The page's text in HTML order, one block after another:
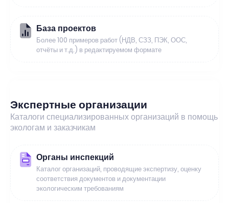
База проектов
Более 100 примеров работ (НДВ, СЗЗ, ПЭК, ООС,
отчёты и т.д.) в редактируемом формате
Экспертные организации
Каталоги специализированных организаций в помощь
экологам и заказчикам
Органы инспекций
Каталог организаций, проводящие экспертизу, оценку
соответствия документов и документации
экологическим требованиям